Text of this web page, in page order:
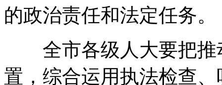
的政治责任和法定任务。
全市各级人大要把推
置 ， 综合运用执法检查